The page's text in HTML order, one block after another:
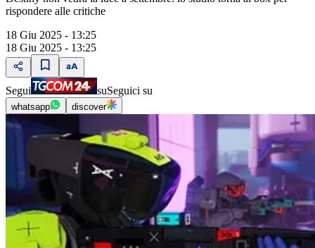
rispondere alle critiche
18 Giu 2025 - 13:25
18 Giu 2025 - 13:25
Segui suSeguici su
whatsapp discover